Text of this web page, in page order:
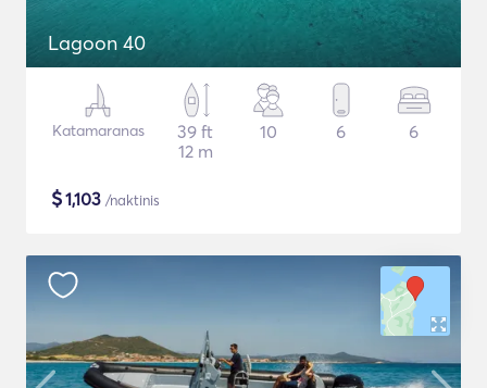
Lagoon 40
Katamaranas
39 ft
12 m
10 6 6
$1,103 /naktinis